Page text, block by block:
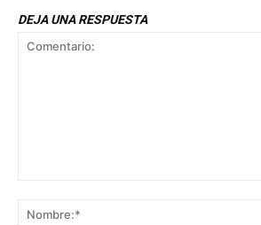
DEJA UNA RESPUESTA